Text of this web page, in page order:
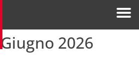
2026